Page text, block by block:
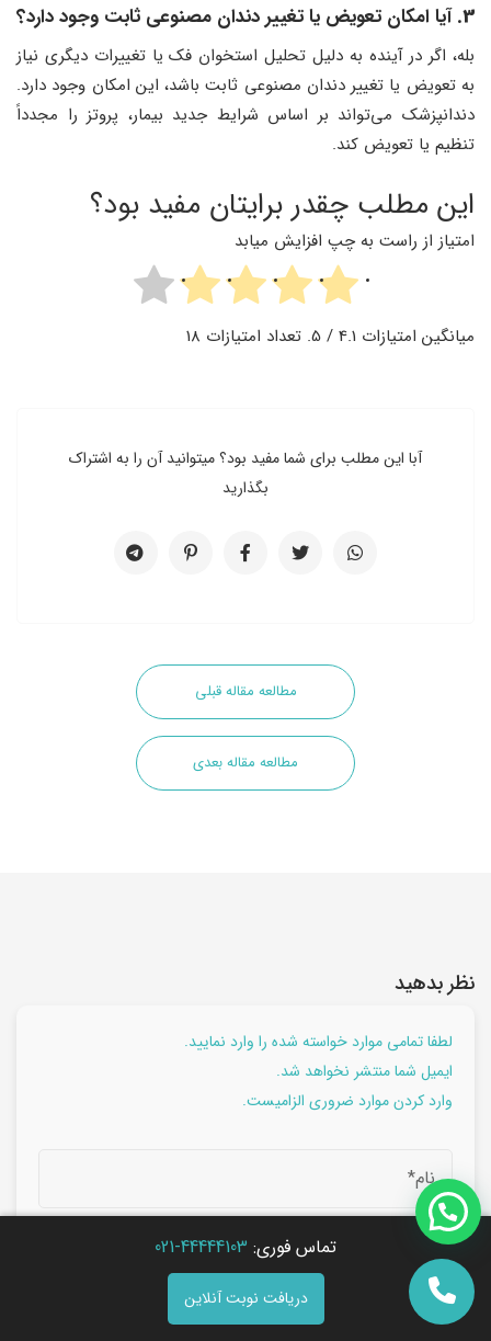
3. آیا امکان تعویض یا تغییر دندان مصنوعی ثابت وجود دارد؟
بله، اگر در آینده به دلیل تحلیل استخوان فک یا تغییرات دیگری نیاز
به تعویض یا تغییر دندان مصنوعی ثابت باشد، این امکان وجود دارد.
دندانپزشک می‌تواند بر اساس شرایط جدید بیمار، پروتز را مجدداً
تنظیم یا تعویض کند.
این مطلب چقدر برایتان مفید بود؟
امتیاز از راست به چپ افزایش میابد
میانگین امتیازات 4.1 / 5. تعداد امتیازات 18
آبا این مطلب برای شما مفید بود؟ میتوانید آن را به اشتراک
بگذارید
مطالعه مقاله قبلی
مطالعه مقاله بعدی
نظر بدهید
لطفا تمامی موارد خواسته شده را وارد نمایید.
ایمیل شما منتشر نخواهد شد.
وارد کردن موارد ضروری الزامیست.
تماس فوری: 44444103-021
دریافت نوبت آنلاین